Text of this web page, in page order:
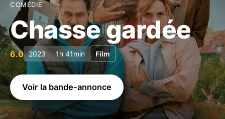
COMÉDIE
Chasse gardée
6.0 2023 1h 41min Film
Voir la bande-annonce